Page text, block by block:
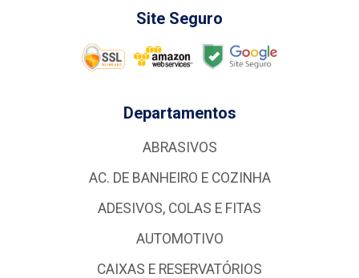
Site Seguro
Departamentos
ABRASIVOS
AC. DE BANHEIRO E COZINHA
ADESIVOS, COLAS E FITAS
AUTOMOTIVO
CAIXAS E RESERVATÓRIOS